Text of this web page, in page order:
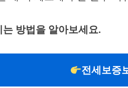
방법을 알아보세요.
전세보증